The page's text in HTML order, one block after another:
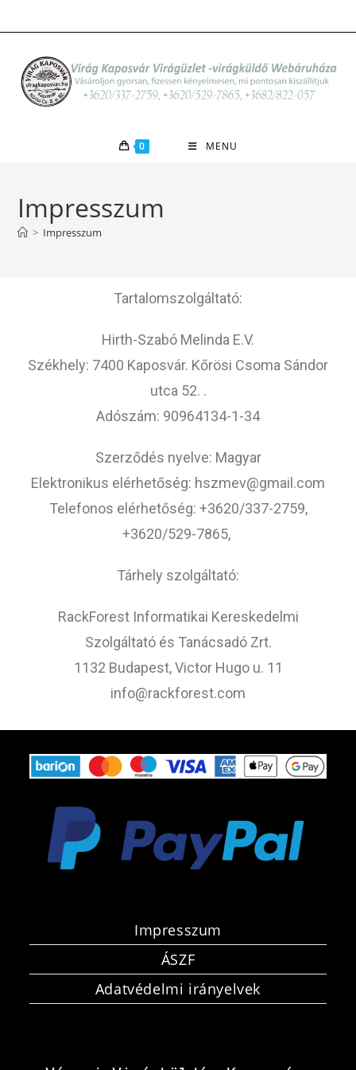
0 MENU
Impresszum
> Impresszum
Tartalomszolgáltató:
Hirth-Szabó Melinda E.V.
Székhely: 7400 Kaposvár. Kőrösi Csoma Sándor
utca 52. .
Adószám: 90964134-1-34
Szerződés nyelve: Magyar
Elektronikus elérhetőség: hszmev@gmail.com
Telefonos elérhetőség: +3620/337-2759,
+3620/529-7865,
Tárhely szolgáltató:
RackForest Informatikai Kereskedelmi
Szolgáltató és Tanácsadó Zrt.
1132 Budapest, Victor Hugo u. 11
info@rackforest.com
Impresszum
ÁSZF
Adatvédelmi irányelvek